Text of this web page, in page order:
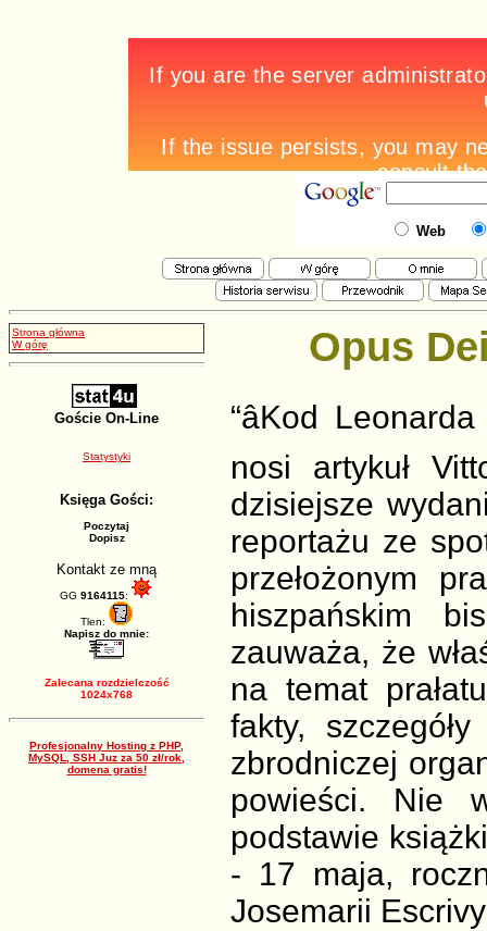
Web
Strona główna
W górę
Goście On-Line
Statystyki
Księga Gości:
Poczytaj
Dopisz
Kontakt ze mną
GG 9164115:
Tlen:
Napisz do mnie:
Zalecana rozdzielczość
1024x768
Profesjonalny Hosting z PHP,
MySQL, SSH Juz za 50 zł/rok,
domena gratis!
Opus
“âKod
nosi artykuł
dzisiejsze
reportażu ze
przełożonym
hiszpańskim
zauważa, że
na temat
fakty,
zbrodniczej
powieści. Nie
podstawie
- 17 maja,
Josemarii